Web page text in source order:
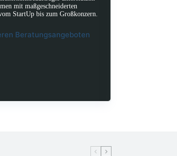
mit maßgeschneiderten
StartUp bis zum Großkonzern.
Beratungsangeboten